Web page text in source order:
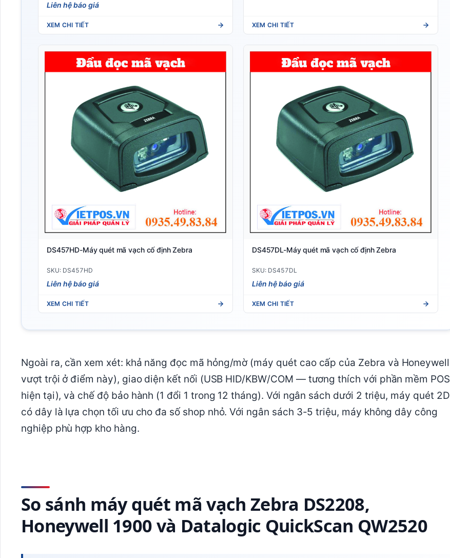
Liên hệ báo giá
XEM CHI TIẾT XEM CHI TIẾT
DS457HD-Máy quét mã vạch cố định Zebra
SKU: DS457HD
Liên hệ báo giá
XEM CHI TIẾT
DS457DL-Máy quét mã vạch cố định Zebra
SKU: DS457DL
Liên hệ báo giá
XEM CHI TIẾT
Ngoài ra, cần xem xét: khả năng đọc mã hỏng/mờ (máy quét cao cấp của Zebra và Honeywell
vượt trội ở điểm này), giao diện kết nối (USB HID/KBW/COM — tương thích với phần mềm POS
hiện tại), và chế độ bảo hành (1 đổi 1 trong 12 tháng). Với ngân sách dưới 2 triệu, máy quét 2D
có dây là lựa chọn tối ưu cho đa số shop nhỏ. Với ngân sách 3-5 triệu, máy không dây công
nghiệp phù hợp kho hàng.
So sánh máy quét mã vạch Zebra DS2208,
Honeywell 1900 và Datalogic QuickScan QW2520